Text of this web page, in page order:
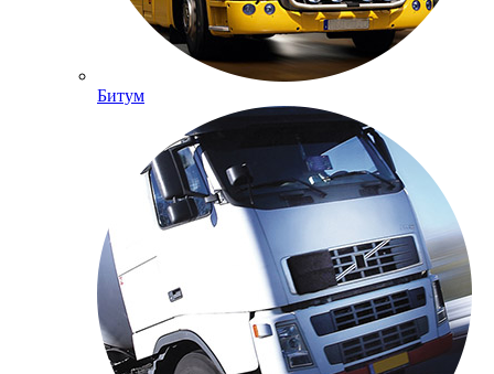
Битум